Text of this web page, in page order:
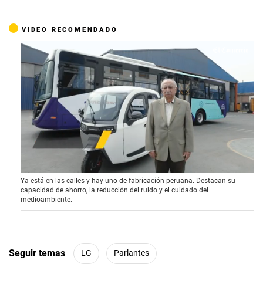
VIDEO RECOMENDADO
0
s
e
c
o
o
f
Ya está en las calles y hay uno de fabricación peruana. Destacan su
capacidad de ahorro, la reducción del ruido y el cuidado del
medioambiente.
Seguir temas LG Parlantes